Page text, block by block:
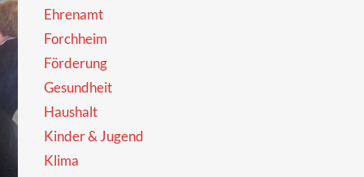
Ehrenamt
Forchheim
Förderung
Gesundheit
Haushalt
Kinder & Jugend
Klima